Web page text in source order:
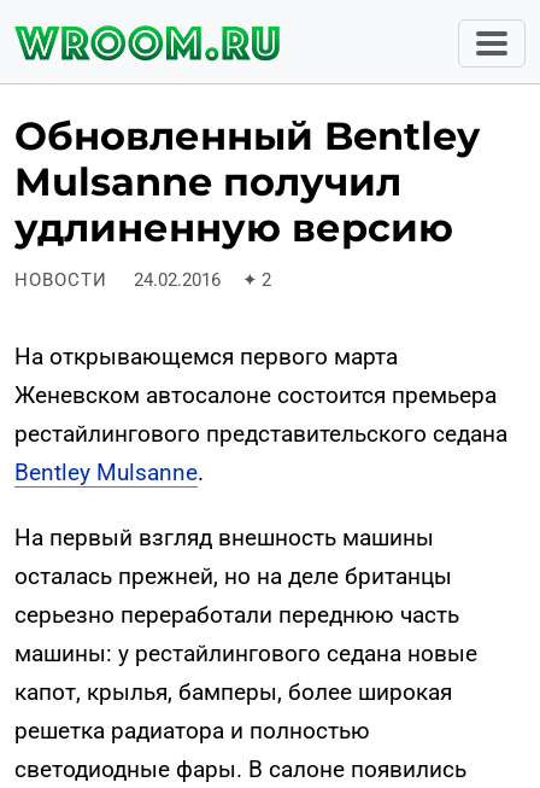
Обновленный Bentley
Mulsanne получил
удлиненную версию
НОВОСТИ 24.02.2016 ✦ 2
На открывающемся первого марта
Женевском автосалоне состоится премьера
рестайлингового представительского седана
Bentley Mulsanne.
На первый взгляд внешность машины
осталась прежней, но на деле британцы
серьезно переработали переднюю часть
машины: у рестайлингового седана новые
капот, крылья, бамперы, более широкая
решетка радиатора и полностью
светодиодные фары. В салоне появились